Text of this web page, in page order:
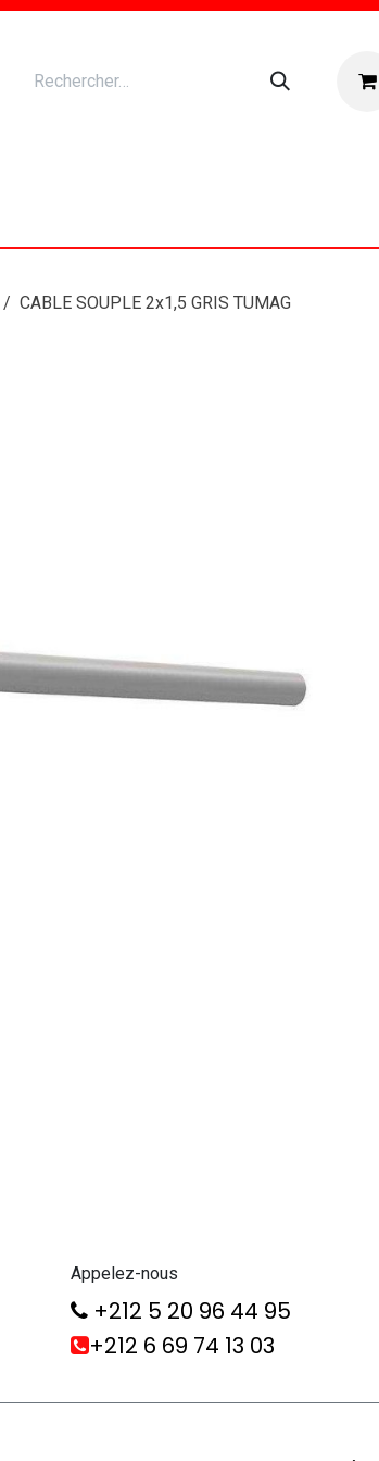
CABLE SOUPLE 2x1,5 GRIS TUMAG
Appelez-nous
+212 5 20 96 44 95
+212 6 69 74 13 03